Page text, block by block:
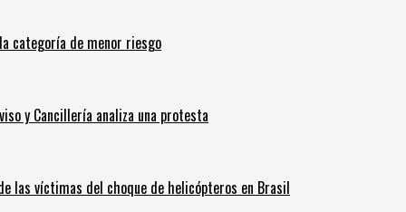
categoría de menor riesgo
y Cancillería analiza una protesta
las víctimas del choque de helicópteros en Brasil